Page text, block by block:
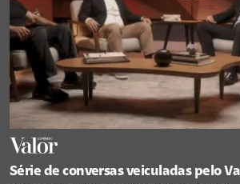
Série de conversas veiculadas pelo